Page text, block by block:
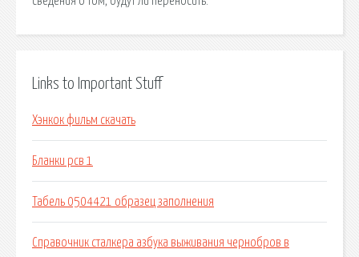
Links to Important Stuff
Хэнкок фильм скачать
Бланки рсв 1
Табель 0504421 образец заполнения
Справочник сталкера азбука выживания чернобров в